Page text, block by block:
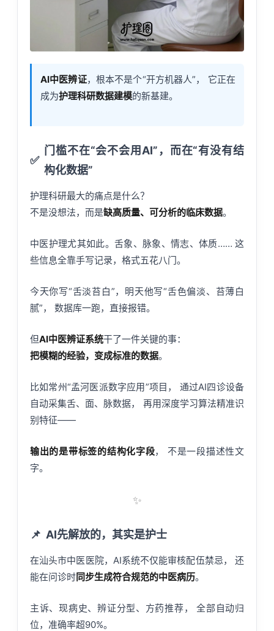
AI中医辨证，根本不是个“开方机器人”， 它正在
成为护理科研数据建模的新基建。
✅
门槛不在“会不会用AI”，而在“有没有结
构化数据”
护理科研最大的痛点是什么？
不是没想法，而是缺高质量、可分析的临床数据。
中医护理尤其如此。舌象、脉象、情志、体质…… 这
些信息全靠手写记录，格式五花八门。
今天你写“舌淡苔白”，明天他写“舌色偏淡、苔薄白
腻”， 数据库一跑，直接报错。
但AI中医辨证系统干了一件关键的事：
把模糊的经验，变成标准的数据。
比如常州“孟河医派数字应用”项目， 通过AI四诊设备
自动采集舌、面、脉数据， 再用深度学习算法精准识
别特征——
输出的是带标签的结构化字段， 不是一段描述性文
字。
✨
📌 AI先解放的，其实是护士
在汕头市中医医院，AI系统不仅能审核配伍禁忌， 还
能在问诊时同步生成符合规范的中医病历。
主诉、现病史、辨证分型、方药推荐， 全部自动归
位，准确率超90%。